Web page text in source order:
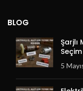
BLOG
5